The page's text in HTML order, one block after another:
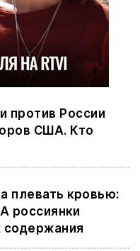
против России
США. Кто
плевать кровью:
россиянки
содержания